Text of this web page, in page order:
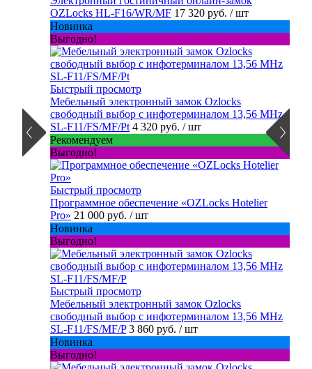
OZLocks HL-F16/WR/MF 17 320 руб. / шт
Новинка
Выгодно!
Быстрый просмотр
Мебельный электронный замок Ozlocks
свободный выбор с инфотерминалом 13,56 MHz
SL-F11/FS/MF/Pt 4 320 руб. / шт
Рекомендуем
Выгодно!
Быстрый просмотр
Программное обеспечение «OZLocks Hotelier
Pro» 21 000 руб. / шт
Новинка
Выгодно!
Быстрый просмотр
Мебельный электронный замок Ozlocks
свободный выбор с инфотерминалом 13,56 MHz
SL-F11/FS/MF/P 3 860 руб. / шт
Новинка
Выгодно!